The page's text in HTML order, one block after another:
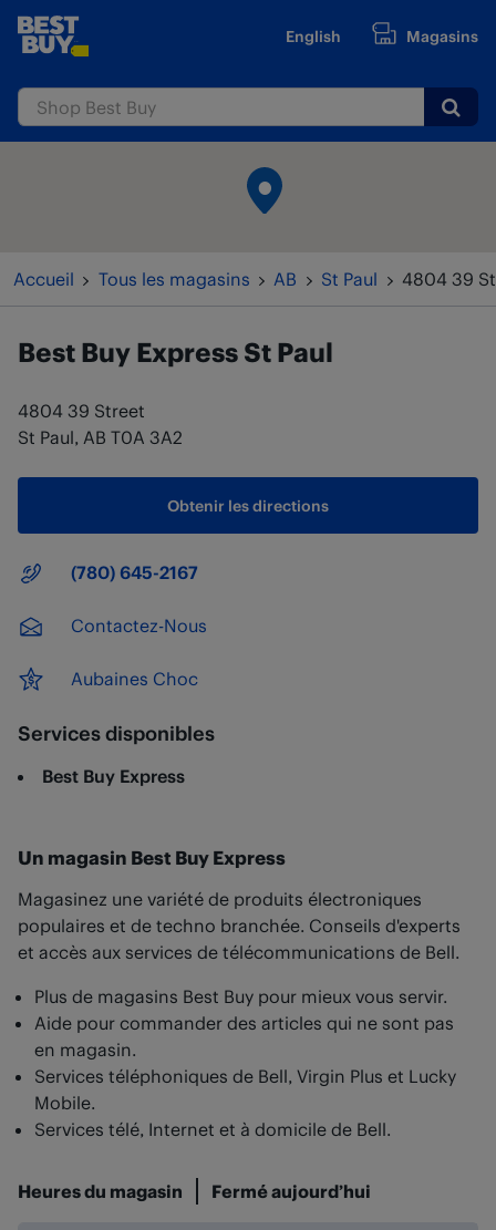
Passer au contenu
www.bestbuy.ca English Magasins
Accueil Tous les magasins AB St Paul 4804 39
Best Buy Express St Paul
4804 39 Street
St Paul, AB T0A 3A2
Obtenir les directions
Numéro principal
(780) 645-2167
Contactez-Nous
Aubaines Choc
Services disponibles
Best Buy Express
Un magasin Best Buy Express
Magasinez une variété de produits électroniques
populaires et de techno branchée. Conseils d'experts
et accès aux services de télécommunications de Bell.
Plus de magasins Best Buy pour mieux vous servir.
Aide pour commander des articles qui ne sont pas
en magasin.
Services téléphoniques de Bell, Virgin Plus et Lucky
Mobile.
Services télé, Internet et à domicile de Bell.
Heures du magasin Fermé aujourd’hui